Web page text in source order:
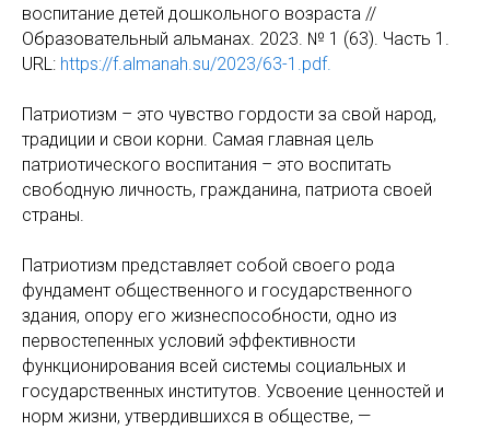
воспитание детей дошкольного возраста //
Образовательный альманах. 2023. № 1 (63). Часть 1.
URL: https://f.almanah.su/2023/63-1.pdf.
Патриотизм – это чувство гордости за свой народ,
традиции и свои корни. Самая главная цель
патриотического воспитания – это воспитать
свободную личность, гражданина, патриота своей
страны.
Патриотизм представляет собой своего рода
фундамент общественного и государственного
здания, опору его жизнеспособности, одно из
первостепенных условий эффективности
функционирования всей системы социальных и
государственных институтов. Усвоение ценностей и
норм жизни, утвердившихся в обществе, —